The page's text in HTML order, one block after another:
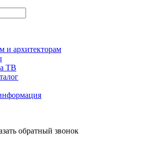
и архитекторам
ТВ
обратный звонок